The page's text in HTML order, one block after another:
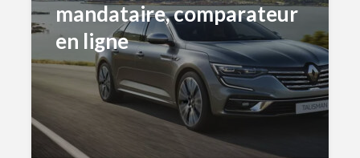
mandataire, comparateur
en ligne